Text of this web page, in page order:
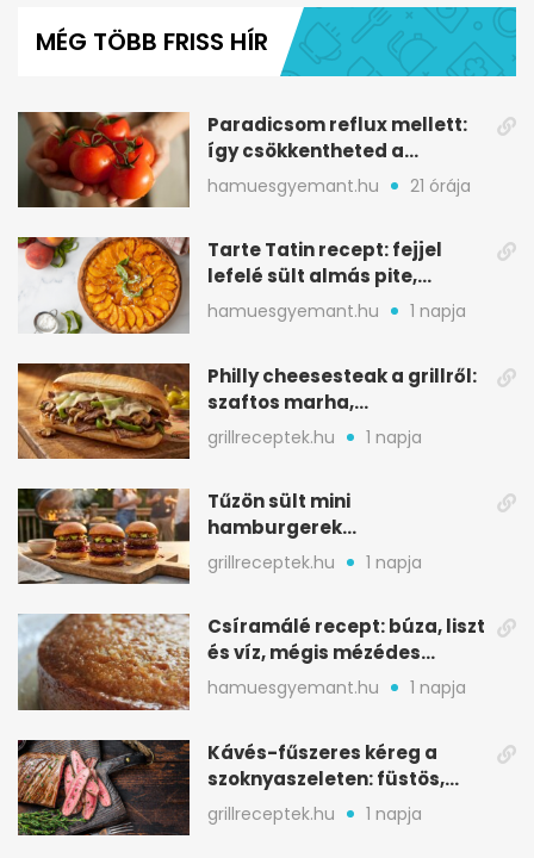
minute,
MÉG TÖBB FRISS HÍR
Paradicsom reflux mellett:
így csökkentheted a
gyomorégést
hamuesgyemant.hu 21 órája
Tarte Tatin recept: fejjel
lefelé sült almás pite,
ropogós aljjal
hamuesgyemant.hu 1 napja
Philly cheesesteak a grillről:
szaftos marha,
karamellizált hagyma
grillreceptek.hu 1 napja
Tűzön sült mini
hamburgerek
sobrasadával: csípős-
mézes falatkák
grillreceptek.hu 1 napja
Csíramálé recept: búza, liszt
és víz, mégis mézédes
sütemény
hamuesgyemant.hu 1 napja
Kávés-fűszeres kéreg a
szoknyaszeleten: füstös,
csokoládés mélység
grillreceptek.hu 1 napja